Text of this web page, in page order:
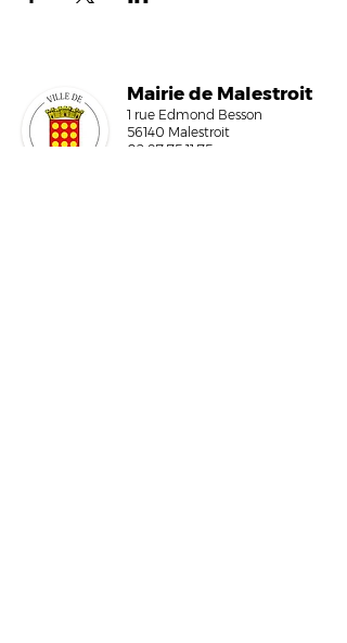
Mairie de Malestroit
1 rue Edmond Besson
56140 Malestroit
02 97 75 11 75